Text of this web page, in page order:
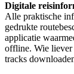
Digitale
Alle praktische
gedrukte
applicatie
offline. Wie liever
tracks